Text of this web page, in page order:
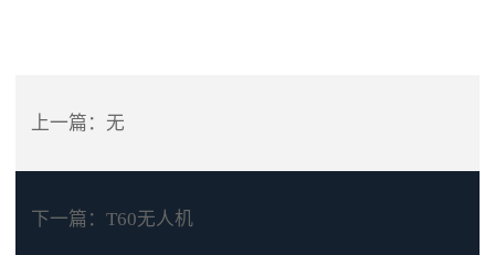
上一篇：无
下一篇： T60无人机